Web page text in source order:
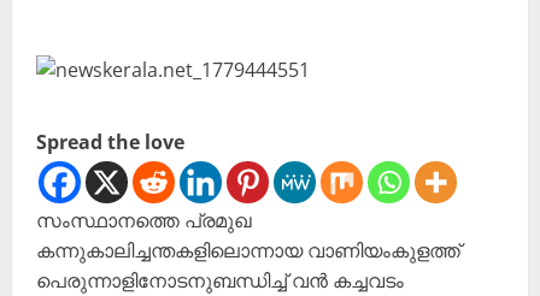
Spread the love
സംസ്ഥാനത്തെ പ്രമുഖ
കന്നുകാലിച്ചന്തകളിലൊന്നായ വാണിയംകുളത്ത്
പെരുന്നാളിനോടനുബന്ധിച്ച് വൻ കച്ചവടം